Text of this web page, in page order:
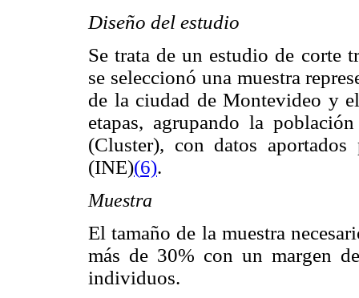
Diseño del estudio
Se trata de un estudio de corte
se seleccionó una muestra
de la ciudad de Montevideo y
etapas, agrupando la
(Cluster), con datos
(INE)(6).
Muestra
El tamaño de la muestra
más de 30% con un margen
individuos.